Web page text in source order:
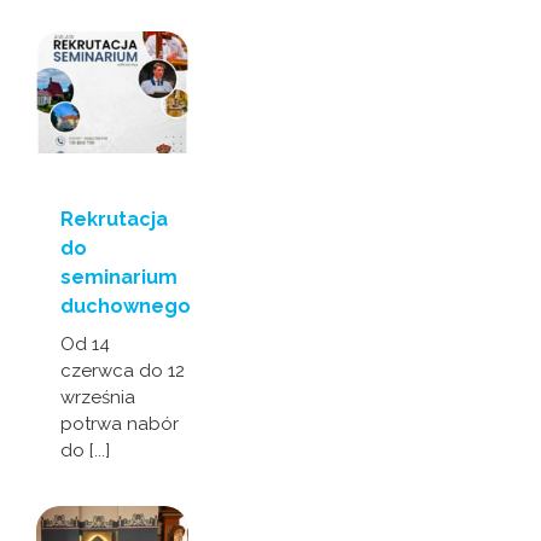
Rekrutacja
do
seminarium
duchownego
Od 14
czerwca do 12
września
potrwa nabór
do [...]